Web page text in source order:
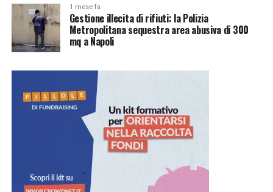
1 mese fa
Gestione illecita di rifiuti: la Polizia
Metropolitana sequestra area abusiva di 300
mq a Napoli